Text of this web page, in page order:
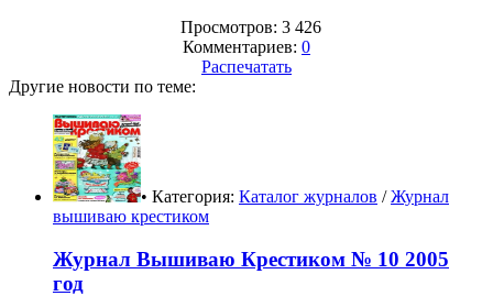
Просмотров: 3 426
Комментариев: 0
Распечатать
Другие новости по теме:
• Категория: Каталог журналов /Журнал
вышиваю крестиком
Журнал Вышиваю Крестиком № 10 2005
год